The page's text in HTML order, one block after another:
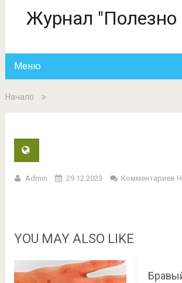
Журнал "Полезно
Меню
Начало
Admin 29.12.2023 Комментариев
YOU MAY ALSO LIKE